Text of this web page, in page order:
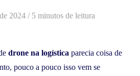
2024 / 5 minutos de leitura
drone na logística parecia coisa de
pouco a pouco isso vem se